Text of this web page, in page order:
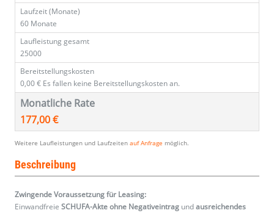
Laufzeit (Monate)
60 Monate
Laufleistung gesamt
25000
Bereitstellungskosten
0,00 € Es fallen keine Bereitstellungskosten an.
Monatliche Rate
177,00 €
Weitere Laufleistungen und Laufzeiten auf Anfrage möglich.
Beschreibung
Zwingende Voraussetzung für Leasing:
Einwandfreie SCHUFA-Akte ohne Negativeintrag undausreichendes